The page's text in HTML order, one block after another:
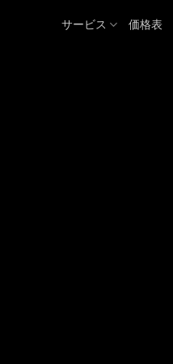
サービス 価格表